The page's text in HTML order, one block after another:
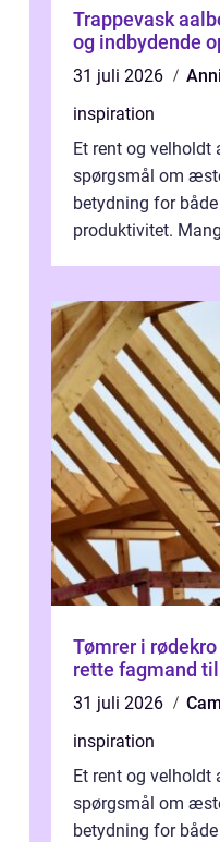
Trappevask aalborg sådan får
og indbydende
31 juli 2026
inspiration
Et rent og velholdt
spørgsmål om
betydning for
produktivitet.
Tømrer i rødekro sådan vælger du den
rette fagmand
31 juli 2026
inspiration
Et rent og velholdt
spørgsmål om
betydning for